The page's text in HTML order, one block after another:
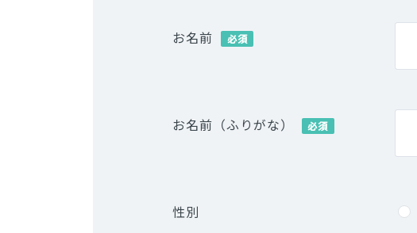
お名前 必須
お名前（ふりがな） 必須
性別